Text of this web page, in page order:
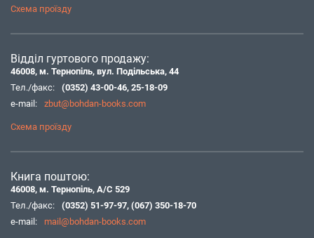
Схема проїзду
Відділ гуртового продажу:
46008, м. Тернопіль, вул. Подільська, 44
Тел./факс:
(0352) 43-00-46, 25-18-09
e-mail:
zbut@bohdan-books.com
Схема проїзду
Книга поштою:
46008, м. Тернопіль, А/С 529
Тел./факс:
(0352) 51-97-97, (067) 350-18-70
e-mail:
mail@bohdan-books.com